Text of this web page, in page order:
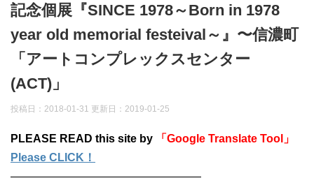
記念個展『SINCE 1978～Born in 1978
year old memorial festeival～』〜信濃町
「アートコンプレックスセンター
(ACT)」
投稿日：2018-01-31 更新日： 2019-01-25
PLEASE READ this site by
「Google Translate Tool」
Please CLICK！
—————————————————